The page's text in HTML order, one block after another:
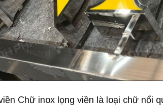
Chữ inox lọng viền là loại chữ nổi